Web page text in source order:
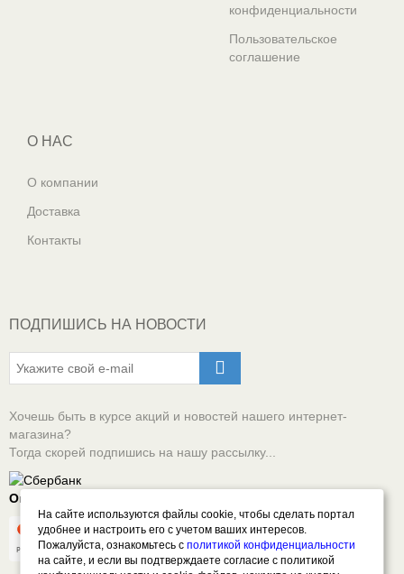
конфиденциальности
Пользовательское
соглашение
О НАС
О компании
Доставка
Контакты
ПОДПИШИСЬ НА НОВОСТИ
Хочешь быть в курсе акций и новостей нашего интернет-
магазина?
Тогда скорей подпишись на нашу рассылку...
Оплачивай онлайн безопасно
На сайте используются файлы cookie, чтобы сделать портал
удобнее и настроить его с учетом ваших интересов.
Пожалуйста, ознакомьтесь сполитикой конфиденциальности
на сайте, и если вы подтверждаете согласие с политикой